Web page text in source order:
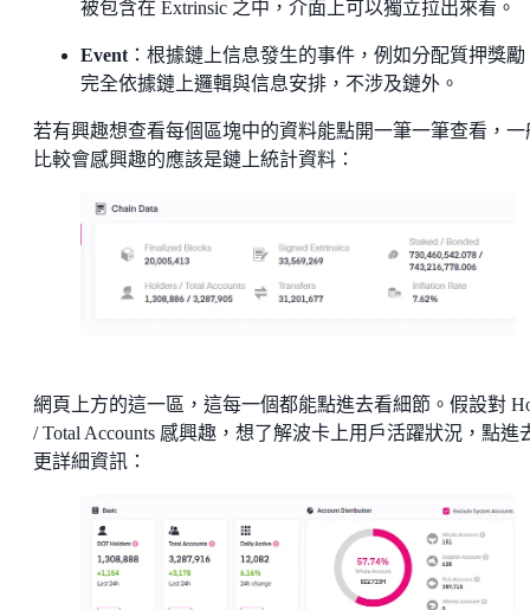
被包含在 Extrinsic 之中，介面上可以獨立拉出來看。
Event ：根據鏈上信息發生的事件，例如分配質押獎勵
完全依據鏈上邏輯與信息安排，不涉及鏈外。
若有興趣想查看每個區塊中的資料能點開一筆一筆查看，一
比較會感興趣的應該是鏈上統計資料：
網頁上方的這一區，這每一個都能點進去看細節。假設對
/ Total Accounts 感興趣，想了解波卡上用戶活躍狀況，點進
更詳細資訊：